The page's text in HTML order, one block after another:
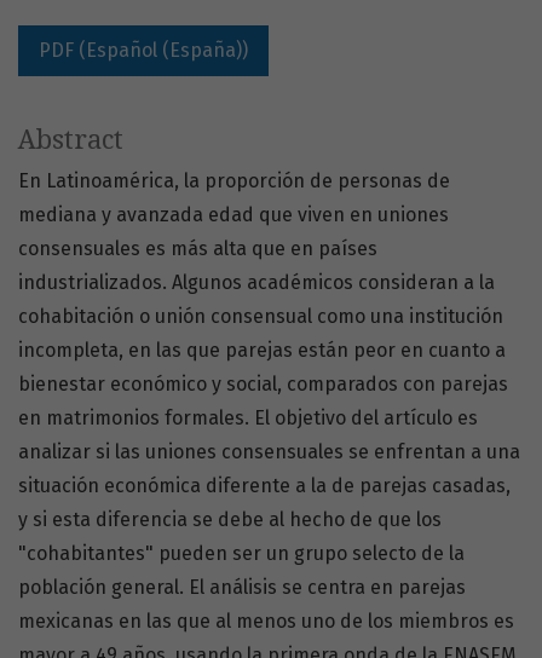
PDF (Español (España))
Abstract
En Latinoamérica, la proporción de personas de
mediana y avanzada edad que viven en uniones
consensuales es más alta que en países
industrializados. Algunos académicos consideran a la
cohabitación o unión consensual como una institución
incompleta, en las que parejas están peor en cuanto a
bienestar económico y social, comparados con parejas
en matrimonios formales. El objetivo del artículo es
analizar si las uniones consensuales se enfrentan a una
situación económica diferente a la de parejas casadas,
y si esta diferencia se debe al hecho de que los
"cohabitantes" pueden ser un grupo selecto de la
población general. El análisis se centra en parejas
mexicanas en las que al menos uno de los miembros es